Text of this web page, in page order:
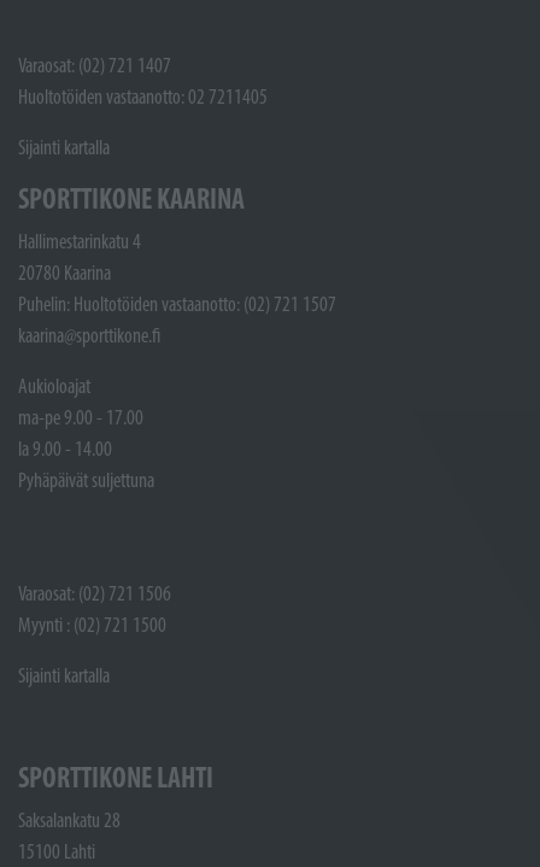
Varaosat: (02) 721 1407
Huoltotöiden vastaanotto: 02 7211405
Sijainti kartalla
SPORTTIKONE KAARINA
Hallimestarinkatu 4
20780 Kaarina
Puhelin: Huoltotöiden vastaanotto: (02) 721 1507
kaarina@sporttikone.fi
Aukioloajat
ma-pe 9.00 - 17.00
la 9.00 - 14.00
Pyhäpäivät suljettuna
Varaosat: (02) 721 1506
Myynti : (02) 721 1500
Sijainti kartalla
SPORTTIKONE LAHTI
Saksalankatu 28
15100 Lahti